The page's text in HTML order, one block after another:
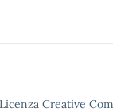
Creative